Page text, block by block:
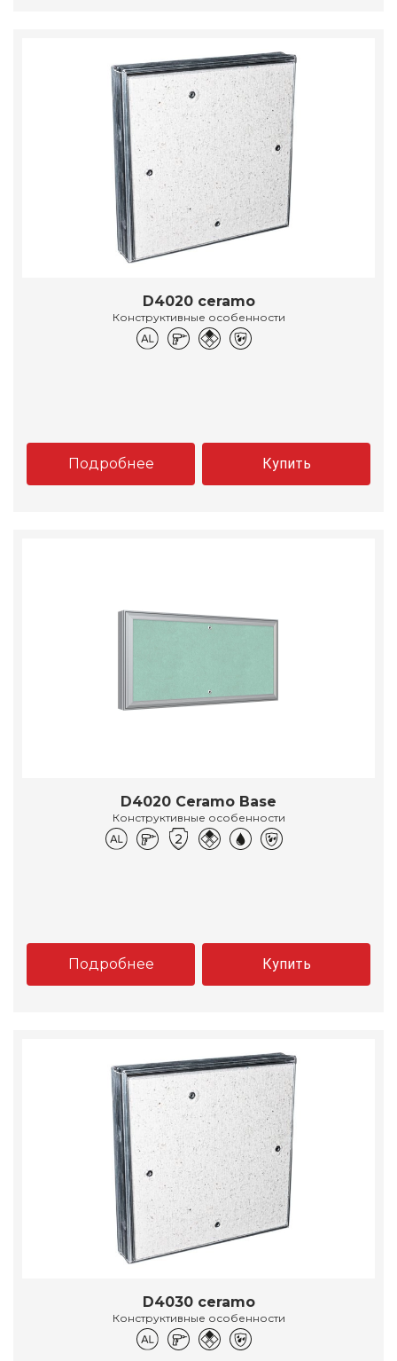
D4020 ceramo
Конструктивные особенности
Подробнее Купить
D4020 Ceramo Base
Конструктивные особенности
Подробнее Купить
D4030 ceramo
Конструктивные особенности